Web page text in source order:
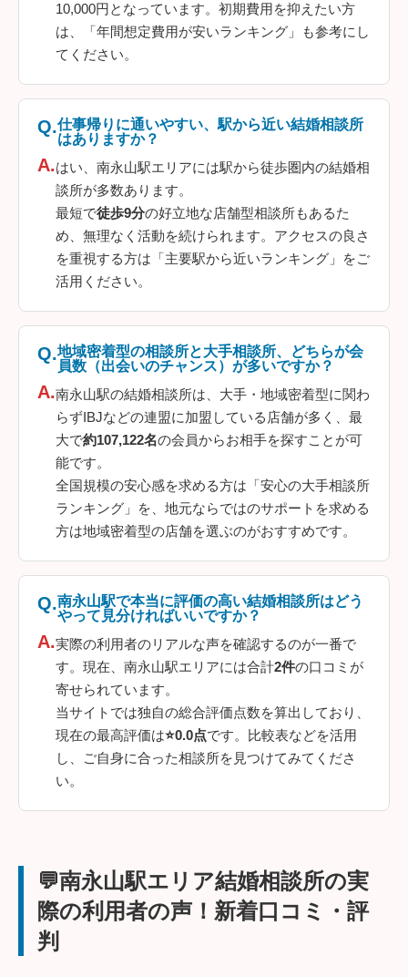
10,000円となっています。初期費用を抑えたい方
は、「年間想定費用が安いランキング」も参考にし
てください。
仕事帰りに通いやすい、駅から近い結婚相談所
はありますか？
はい、南永山駅エリアには駅から徒歩圏内の結婚相
談所が多数あります。
最短で徒歩9分の好立地な店舗型相談所もあるた
め、無理なく活動を続けられます。アクセスの良さ
を重視する方は「主要駅から近いランキング」をご
活用ください。
地域密着型の相談所と大手相談所、どちらが会
員数（出会いのチャンス）が多いですか？
南永山駅の結婚相談所は、大手・地域密着型に関わ
らずIBJなどの連盟に加盟している店舗が多く、最
大で約107,122名の会員からお相手を探すことが可
能です。
全国規模の安心感を求める方は「安心の大手相談所
ランキング」を、地元ならではのサポートを求める
方は地域密着型の店舗を選ぶのがおすすめです。
南永山駅で本当に評価の高い結婚相談所はどう
やって見分ければいいですか？
実際の利用者のリアルな声を確認するのが一番で
す。現在、南永山駅エリアには合計2件の口コミが
寄せられています。
当サイトでは独自の総合評価点数を算出しており、
現在の最高評価は⭐0.0点です。比較表などを活用
し、ご自身に合った相談所を見つけてみてくださ
い。
💬南永山駅エリア結婚相談所の実
際の利用者の声！新着口コミ・評
判